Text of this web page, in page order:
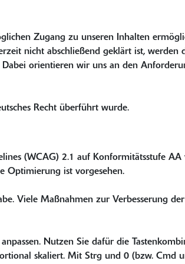
Zugang zu unseren Inhalten
nicht abschließend geklärt ist, werden
orientieren wir uns an den
Recht überführt wurde.
(WCAG) 2.1 auf Konformitätsstufe AA
Optimierung ist vorgesehen.
Viele Maßnahmen zur Verbesserung
Nutzen Sie dafür die
skaliert. Mit Strg und 0 (bzw. Cmd